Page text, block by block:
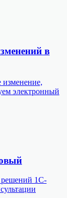
в
электронный
решений 1С-